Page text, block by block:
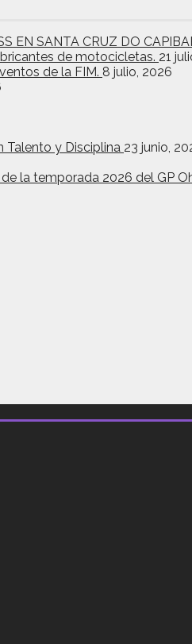
EN SANTA CRUZ DO
de motocicletas. 21
de la FIM. 8 julio, 2026
Talento y Disciplina 23 junio,
la temporada 2026 del GP